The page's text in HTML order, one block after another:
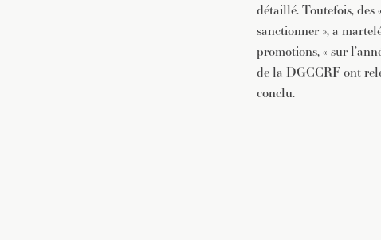
détaillé. Toutefois, des
sanctionner », a
promotions, « sur
de la DGCCRF ont
conclu.